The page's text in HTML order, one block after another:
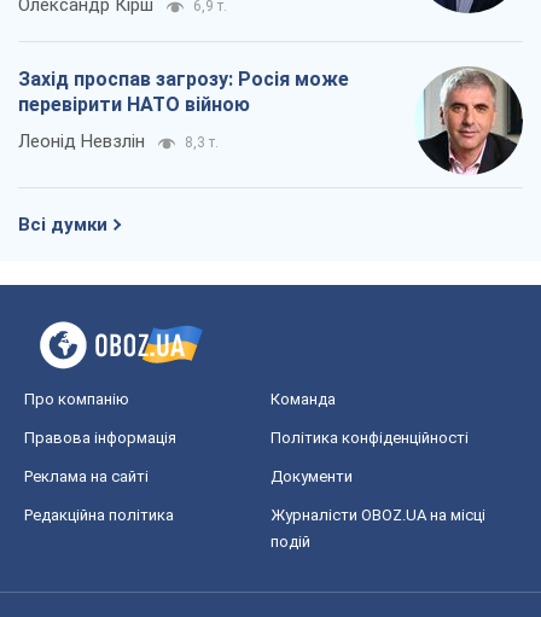
Олександр Кірш 6,9 т.
Захід проспав загрозу: Росія може
перевірити НАТО війною
Леонід Невзлін 8,3 т.
Всі думки
Про компанію Команда
Правова інформація Політика конфіденційності
Реклама на сайті Документи
Редакційна політика
Журналісти OBOZ.UA на місці
подій